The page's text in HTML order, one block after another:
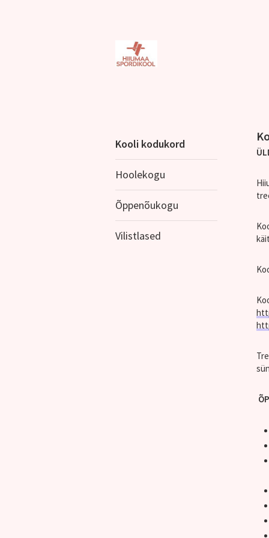
Kooli kodukord
Hoolekogu
Õppenõukogu
Vilistlased